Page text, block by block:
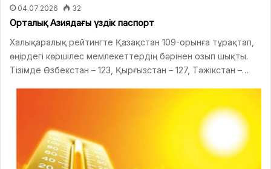
04.07.2026 32
Орталық Азиядағы үздік паспорт
Халықаралық рейтингте Қазақстан 109-орынға тұрақтап,
өңірдегі көршілес мемлекеттердің бәрінен озып шықты.
Тізімде Өзбекстан – 123, Қырғызстан – 127, Тәжікстан –…